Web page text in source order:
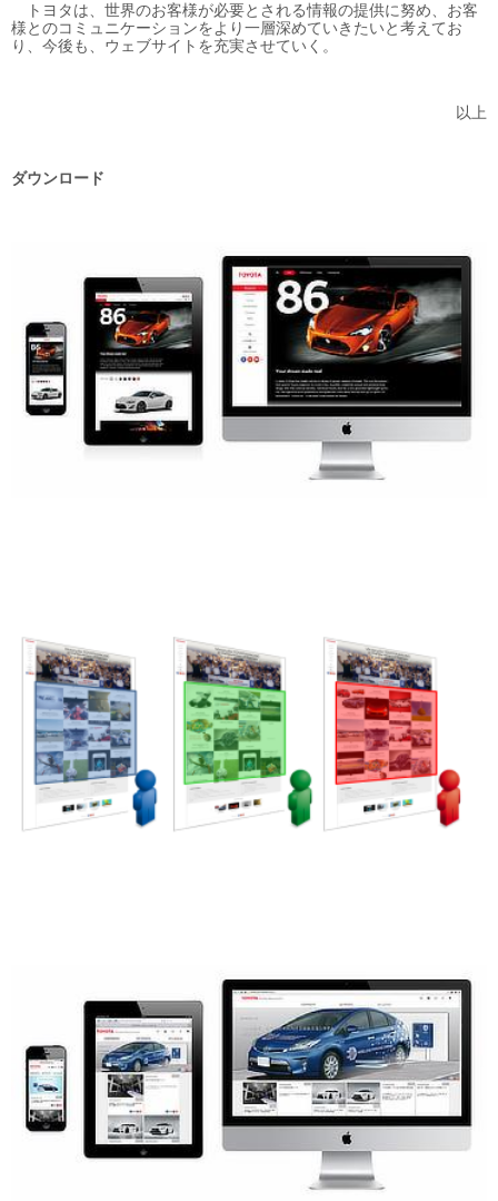
トヨタは、世界のお客様が必要とされる情報の提供に努め、お客
様とのコミュニケーションをより一層深めていきたいと考えてお
り、今後も、ウェブサイトを充実させていく。
以上
ダウンロード